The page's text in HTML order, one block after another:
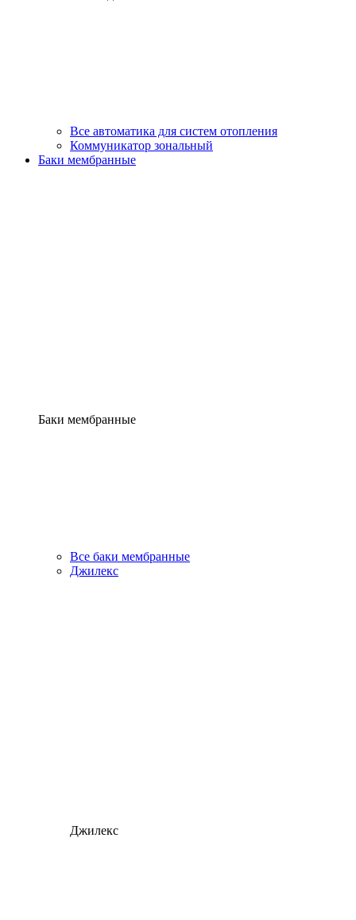
Все автоматика для систем отопления
Коммуникатор зональный
Баки мембранные
Баки мембранные
Все баки мембранные
Джилекс
Джилекс